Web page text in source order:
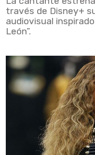
través de Disney+
audiovisual
León”.